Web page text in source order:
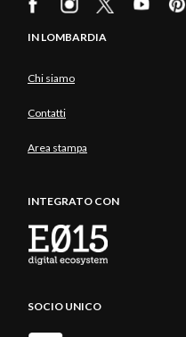
IN LOMBARDIA
Chi siamo
Contatti
Area stampa
INTEGRATO CON
SOCIO UNICO